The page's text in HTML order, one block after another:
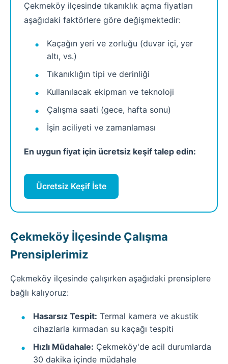
Çekmeköy ilçesinde tıkanıklık açma fiyatları
aşağıdaki faktörlere göre değişmektedir:
Kaçağın yeri ve zorluğu (duvar içi, yer
altı, vs.)
Tıkanıklığın tipi ve derinliği
Kullanılacak ekipman ve teknoloji
Çalışma saati (gece, hafta sonu)
İşin aciliyeti ve zamanlaması
En uygun fiyat için ücretsiz keşif talep edin:
Ücretsiz Keşif İste
Çekmeköy İlçesinde Çalışma
Prensiplerimiz
Çekmeköy ilçesinde çalışırken aşağıdaki prensiplere
bağlı kalıyoruz:
Hasarsız Tespit: Termal kamera ve akustik
cihazlarla kırmadan su kaçağı tespiti
Hızlı Müdahale: Çekmeköy'de acil durumlarda
30 dakika içinde müdahale